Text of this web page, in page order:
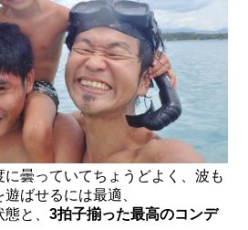
曇っていてちょうどよく、波も
ばせるには最適、
態と、3拍子揃った最高のコンデ